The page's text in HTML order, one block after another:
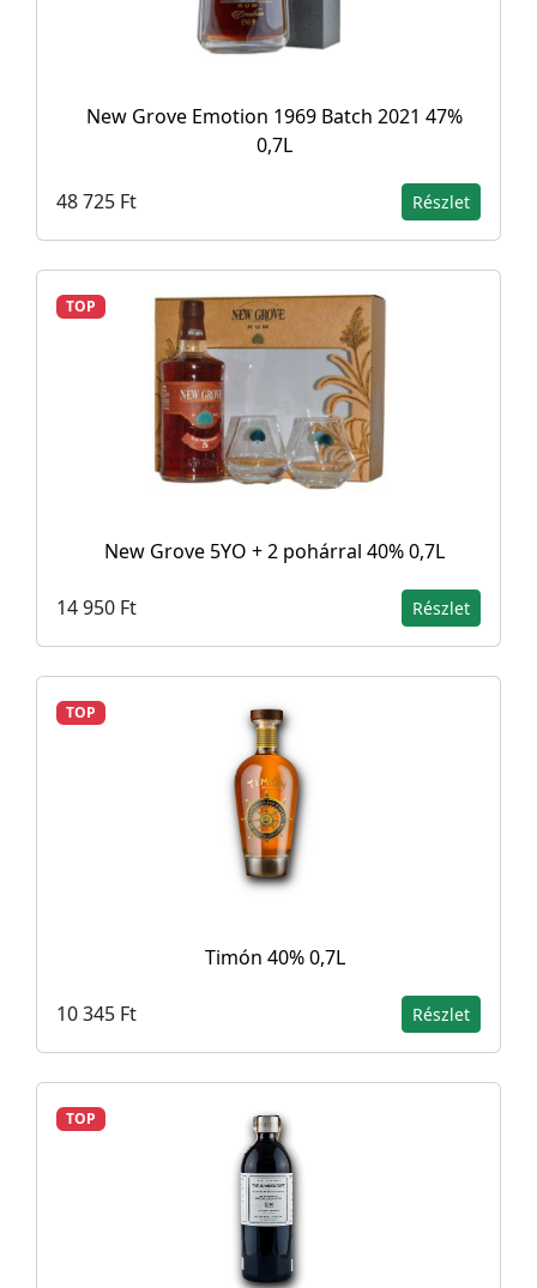
New Grove Emotion 1969 Batch 2021 47%
0,7L
48 725 Ft Részlet
TOP
New Grove 5YO + 2 pohárral 40% 0,7L
14 950 Ft Részlet
TOP
Timón 40% 0,7L
10 345 Ft Részlet
TOP